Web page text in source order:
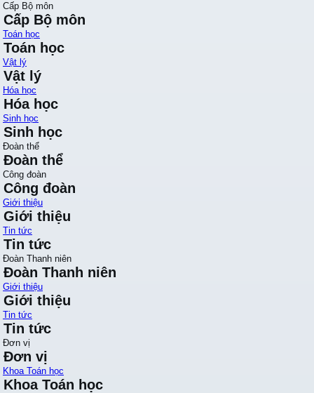
Cấp Bộ môn
Cấp Bộ môn
Toán học
Toán học
Vật lý
Vật lý
Hóa học
Hóa học
Sinh học
Sinh học
Đoàn thể
Đoàn thể
Công đoàn
Công đoàn
Giới thiệu
Giới thiệu
Tin tức
Tin tức
Đoàn Thanh niên
Đoàn Thanh niên
Giới thiệu
Giới thiệu
Tin tức
Tin tức
Đơn vị
Đơn vị
Khoa Toán học
Khoa Toán học